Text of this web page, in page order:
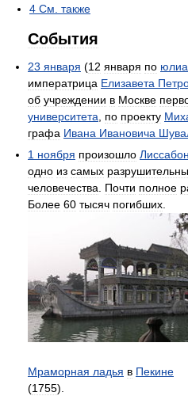
4 См также
События
23 января (12 января по
императрица Елизавета
об учреждении в Москве
университета
по проекту
графа Ивана Ивановича
1 ноября произошло
одно из самых
человечества
Почти полное
Более 60 тысяч погибших
Мраморная ладья в Пекине
(1755).